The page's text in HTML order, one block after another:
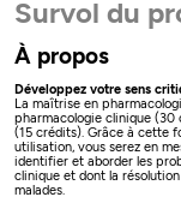
Survol du
À propos
Développez votre sens
La maîtrise en
pharmacologie clinique (30
(15 crédits). Grâce à cette
utilisation, vous serez en
identifier et aborder les
clinique et dont la
malades.